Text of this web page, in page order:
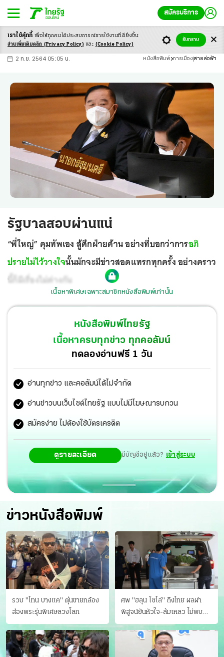
สมัครบริการ
-ก ก ก+
2 ก.ย. 2564 05:05 น. หนังสือพิมพ์ การเมือง สายล่อฟ้า
รัฐบาลสอบผ่านแน่
“พี่ใหญ่” คุมทัพเอง สู้ศึกฝ่ายค้าน อย่างที่บอกว่าการอภิ
ปรายไม่ไว้วางใจนั้นมักจะมีข่าวสอดแทรกทุกครั้ง อย่างคราว
นี้ก็มีเรื่องไม่ต่างกัน
เนื้อหาพิเศษเฉพาะสมาชิกหนังสือพิมพ์เท่านั้น
หนังสือพิมพ์ไทยรัฐ
เนื้อหาครบทุกข่าว ทุกคอลัมน์
ทดลองอ่านฟรี 1 วัน
อ่านทุกข่าว และคอลัมน์ได้ไม่จำกัด
อ่านข่าวบนเว็บไซต์ไทยรัฐ แบบไม่มีโฆษณารบกวน
สมัครง่าย ไม่ต้องใช้บัตรเครดิต
ดูรายละเอียด มีบัญชีอยู่แล้ว? เข้าสู่ระบบ
ข่าวหนังสือพิมพ์
รวบ "โทน บางแค" ตุ๋นขายกล้อง
ส่องพระรุ่นพิเศษลวงโลก
ศพ "ฮลุน โซโล่" ถึงไทย ผลผ่า
พิสูจน์ยันหัวใจ-ล้มเหลว ไม่พบ
บาดแผล
เราใช้คุ้กกี้ เพื่อให้ทุกคนได้ประสบการณ์การใช้งานที่ดียิ่งขึ้น
อ่านเพิ่มเติมคลิก (Privacy Policy) และ (Cookie Policy)
รับทราบ